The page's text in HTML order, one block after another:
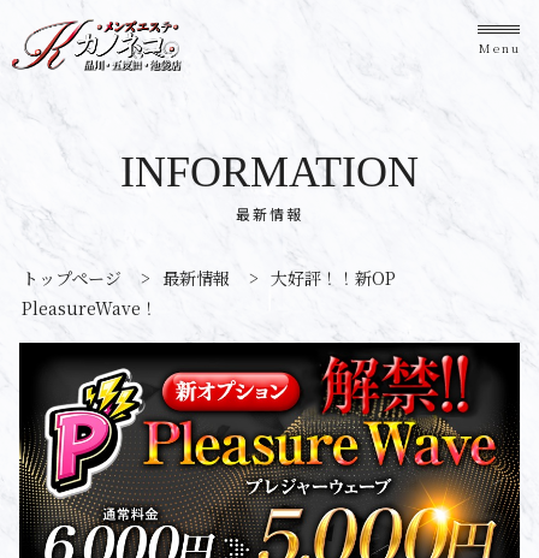
Menu
最新情報
INFORMATION
トップページ > 最新情報 > 大好評！！新OP
PleasureWave！